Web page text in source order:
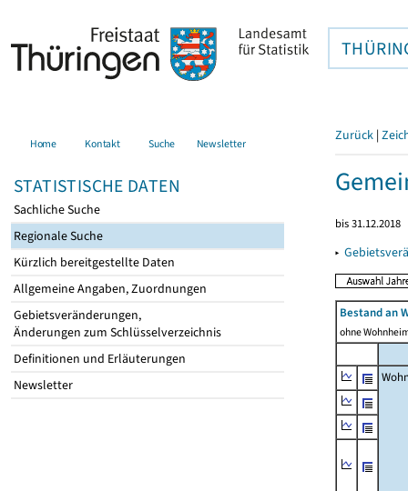
Home Kontakt Suche Newsletter
STATISTISCHE DATEN
Sachliche Suche
Regionale Suche
Kürzlich bereitgestellte Daten
Allgemeine Angaben, Zuordnungen
Gebietsveränderungen,
Änderungen zum Schlüsselverzeichnis
Definitionen und Erläuterungen
Newsletter
Zurück |
bis 31.12.2018
▸
Bestand an
ohne